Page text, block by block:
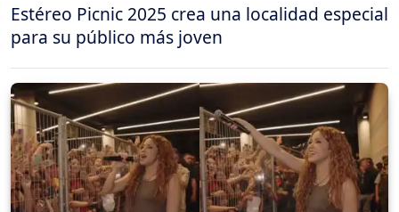
Estéreo Picnic 2025 crea una localidad especial
para su público más joven